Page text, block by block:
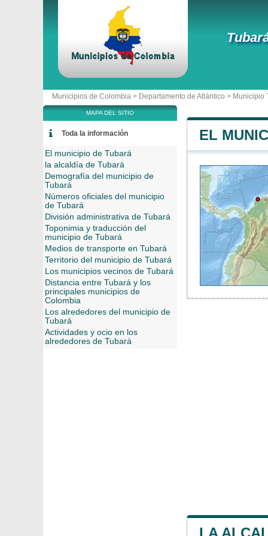
Municipios de Colombia > Departamento de Atlántico > Municipio
EL
LA
MAPA DEL SITIO
Toda la información
El municipio de Tubará
la alcaldía de Tubará
Demografía del municipio de
Tubará
Números oficiales del municipio
de Tubará
División administrativa de Tubará
Toponimia y traducción del
municipio de Tubará
Medios de transporte en Tubará
Territorio del municipio de Tubará
Los municipios vecinos de Tubará
Distancia entre Tubará y los
principales municipios de
Colombia
Los alrededores del municipio de
Tubará
Actividades y ocio en los
alrededores de Tubará